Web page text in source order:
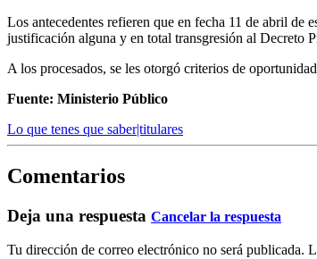
Los antecedentes refieren que en fecha 11 de abril
justificación alguna y en total transgresión al Decreto
A los procesados, se les otorgó criterios de
Fuente: Ministerio Público
Lo que tenes que saber|titulares
Comentarios
Deja una respuesta Cancelar la respuesta
Tu dirección de correo electrónico no será publicada.